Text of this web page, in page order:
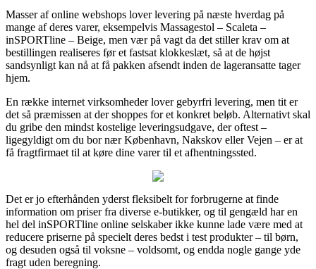
Masser af online webshops lover levering på næste hverdag på
mange af deres varer, eksempelvis Massagestol – Scaleta –
inSPORTline – Beige, men vær på vagt da det stiller krav om at
bestillingen realiseres før et fastsat klokkeslæt, så at de højst
sandsynligt kan nå at få pakken afsendt inden de lageransatte tager
hjem.
En række internet virksomheder lover gebyrfri levering, men tit er
det så præmissen at der shoppes for et konkret beløb. Alternativt skal
du gribe den mindst kostelige leveringsudgave, der oftest –
ligegyldigt om du bor nær København, Nakskov eller Vejen – er at
få fragtfirmaet til at køre dine varer til et afhentningssted.
Det er jo efterhånden yderst fleksibelt for forbrugerne at finde
information om priser fra diverse e-butikker, og til gengæld har en
hel del inSPORTline online selskaber ikke kunne lade være med at
reducere priserne på specielt deres bedst i test produkter – til børn,
og desuden også til voksne – voldsomt, og endda nogle gange yde
fragt uden beregning.